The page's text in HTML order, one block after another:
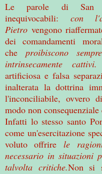
Le parole di San
inequivocabili:
con
Pietro vengono
dei comandamenti
che
proibiscono
intrinsecamente cattivi.
artificiosa e falsa
inalterata la dottrina
l'inconciliabile, ovvero
modo non
Infatti lo stesso santo
come un'esercitazione
voluto offrire le
necessario in situazioni
talvolta critiche.Non si